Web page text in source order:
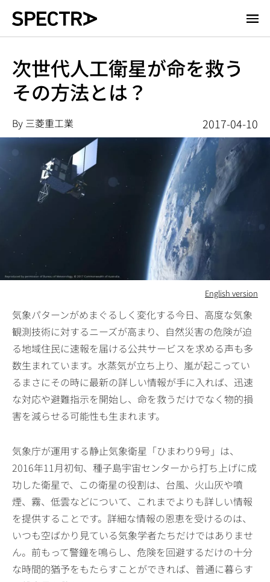
移
次世代人工衛星が命を救う
その方法とは？
By 三菱重工業 2017-04-10
English version
気象パターンがめまぐるしく変化する今日、高度な気象
観測技術に対するニーズが高まり、自然災害の危険が迫
る地域住民に速報を届ける公共サービスを求める声も多
数生まれています。水蒸気が立ち上り、嵐が起こってい
るまさにその時に最新の詳しい情報が手に入れば、迅速
な対応や避難指示を開始し、命を救うだけでなく物的損
害を減らせる可能性も生まれます。
気象庁が運用する静止気象衛星「ひまわり9号」は、
2016年11月初旬、種子島宇宙センターから打ち上げに成
功した衛星で、この衛星の役割は、台風、火山灰や噴
煙、霧、低雲などについて、これまでよりも詳しい情報
を提供することです。詳細な情報の恩恵を受けるのは、
いつも空ばかり見ている気象学者たちだけではありませ
ん。前もって警鐘を鳴らし、危険を回避するだけの十分
な時間的猶予をもたらすことができれば、普通に暮らす